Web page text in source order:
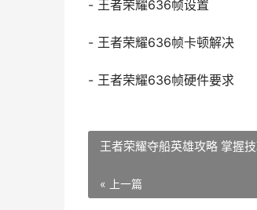
- 王者荣耀636帧设置
- 王者荣耀636帧卡顿解决
- 王者荣耀636帧硬件要求
王者荣耀夺船英雄攻略 掌握
« 上一篇